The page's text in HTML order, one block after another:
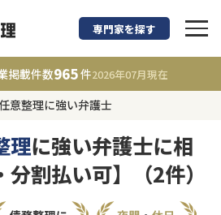
債務整理に強い弁
徳島県
事務所 965
件
更新日 :2026年07月31日
専門家を探す
掲載件数965件2026年07月現在
意整理に強い弁護士
理に強い弁護士に相
割払い可】（2件）